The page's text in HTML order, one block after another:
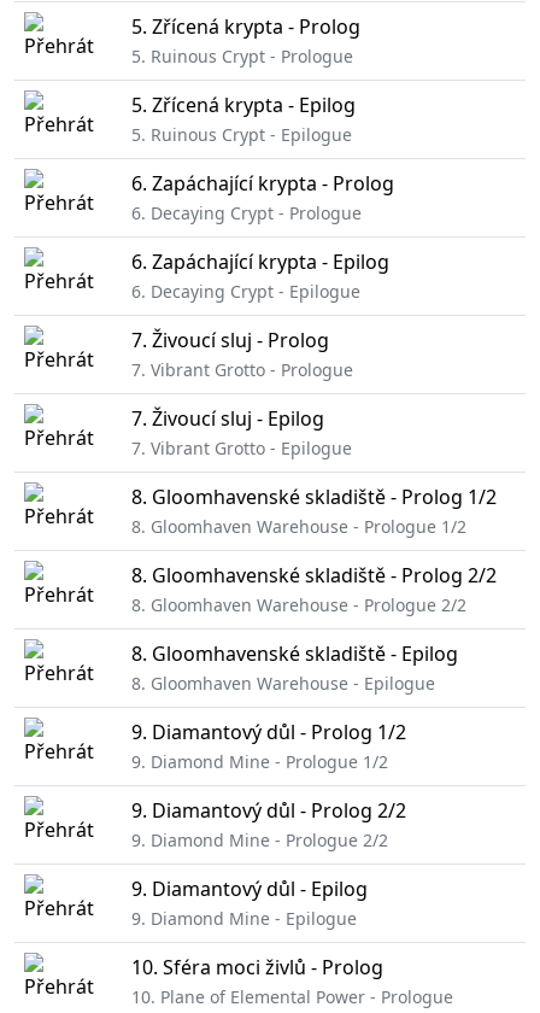
5. Zřícená krypta - Prolog
5. Ruinous Crypt - Prologue
5. Zřícená krypta - Epilog
5. Ruinous Crypt - Epilogue
6. Zapáchající krypta - Prolog
6. Decaying Crypt - Prologue
6. Zapáchající krypta - Epilog
6. Decaying Crypt - Epilogue
7. Živoucí sluj - Prolog
7. Vibrant Grotto - Prologue
7. Živoucí sluj - Epilog
7. Vibrant Grotto - Epilogue
8. Gloomhavenské skladiště - Prolog 1/2
8. Gloomhaven Warehouse - Prologue 1/2
8. Gloomhavenské skladiště - Prolog 2/2
8. Gloomhaven Warehouse - Prologue 2/2
8. Gloomhavenské skladiště - Epilog
8. Gloomhaven Warehouse - Epilogue
9. Diamantový důl - Prolog 1/2
9. Diamond Mine - Prologue 1/2
9. Diamantový důl - Prolog 2/2
9. Diamond Mine - Prologue 2/2
9. Diamantový důl - Epilog
9. Diamond Mine - Epilogue
10. Sféra moci živlů - Prolog
10. Plane of Elemental Power - Prologue